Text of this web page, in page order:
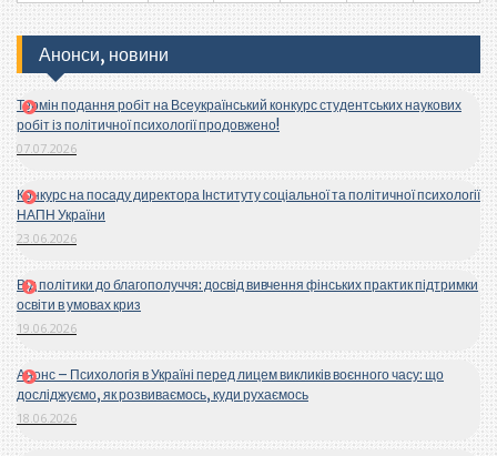
Анонси, новини
Термін подання робіт на Всеукраїнський конкурс студентських наукових
робіт із політичної психології продовжено!
07.07.2026
Конкурс на посаду директора Інституту соціальної та політичної психології
НАПН України
23.06.2026
Від політики до благополуччя: досвід вивчення фінських практик підтримки
освіти в умовах криз
19.06.2026
Анонс – Психологія в Україні перед лицем викликів воєнного часу: що
досліджуємо, як розвиваємось, куди рухаємось
18.06.2026